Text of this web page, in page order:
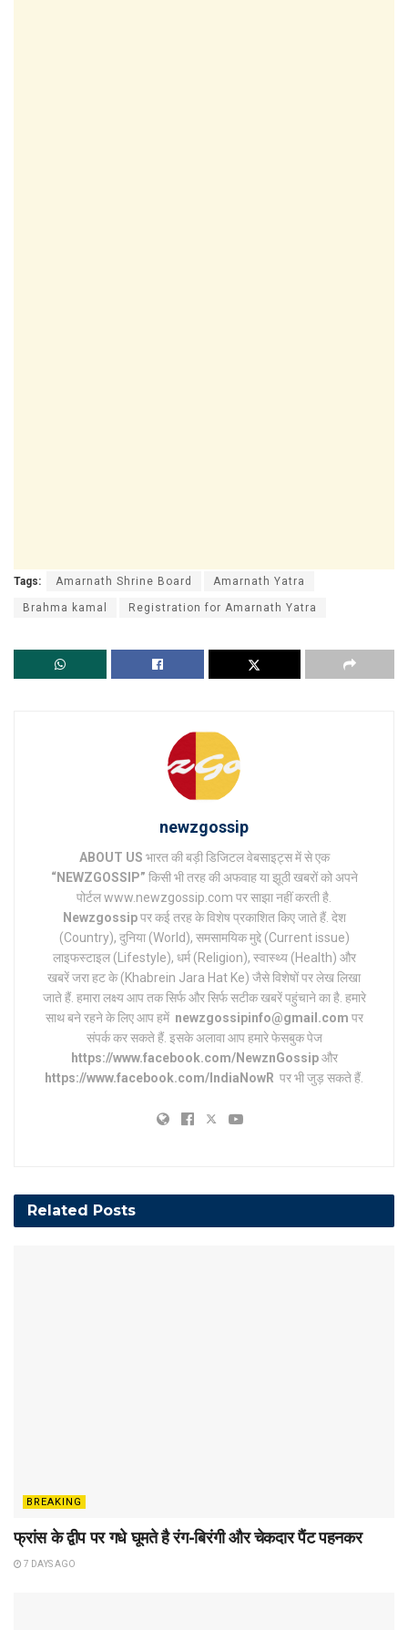
Tags: Amarnath Shrine Board Amarnath Yatra
Brahma kamal Registration for Amarnath Yatra
newzgossip
ABOUT US भारत की बड़ी डिजिटल वेबसाइट्स में से एक
“NEWZGOSSIP” किसी भी तरह की अफवाह या झूठी खबरों को अपने
पोर्टल www.newzgossip.com पर साझा नहीं करती है.
Newzgossipपर कई तरह के विशेष प्रकाशित किए जाते हैं. देश
(Country), दुनिया (World), समसामयिक मुद्दे (Current issue)
लाइफस्टाइल (Lifestyle), धर्म (Religion), स्वास्थ्य (Health) और
खबरें जरा हट के (Khabrein Jara Hat Ke) जैसे विशेषों पर लेख लिखा
जाते हैं. हमारा लक्ष्य आप तक सिर्फ और सिर्फ सटीक खबरें पहुंचाने का है. हमारे
साथ बने रहने के लिए आप हमें newzgossipinfo@gmail.com पर
संपर्क कर सकते हैं. इसके अलावा आप हमारे फेसबुक पेज
https://www.facebook.com/NewznGossipऔर
https://www.facebook.com/IndiaNowR पर भी जुड़ सकते हैं.
Related Posts
BREAKING
फ्रांस के द्वीप पर गधे घूमते है रंग-बिरंगी और चेकदार पैंट पहनकर
7 DAYS AGO